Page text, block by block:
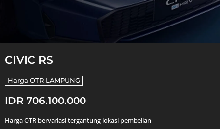
CIVIC RS
Harga OTR LAMPUNG
IDR 706.100.000
Harga OTR bervariasi tergantung lokasi pembelian